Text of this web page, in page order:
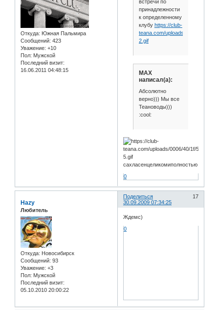
Откуда: Южная Пальмира
Сообщений: 423
Уважение: +10
Пол: Мужской
Последний визит:
16.06.2011 04:48:15
встречи по
принадлежности
к определенному
клубу https://club-
teana.com/uploads/0006/40/1f/
2.gif
MAX
написал(а):
Абсолютно
верно))) Мы все
Теановоды)))
:cool:
сахласенцеликомиполностью
0
Поделиться
17
30.09.2009 07:34:25
Hazy
Любитель
Откуда: Новосибирск
Сообщений: 93
Уважение: +3
Пол: Мужской
Последний визит:
05.10.2010 20:00:22
Ждемс)
0